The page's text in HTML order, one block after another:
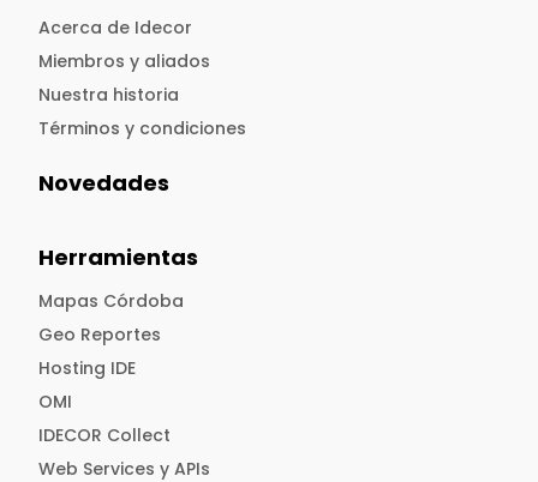
Acerca de Idecor
Miembros y aliados
Nuestra historia
Términos y condiciones
Novedades
Herramientas
Mapas Córdoba
Geo Reportes
Hosting IDE
OMI
IDECOR Collect
Web Services y APIs